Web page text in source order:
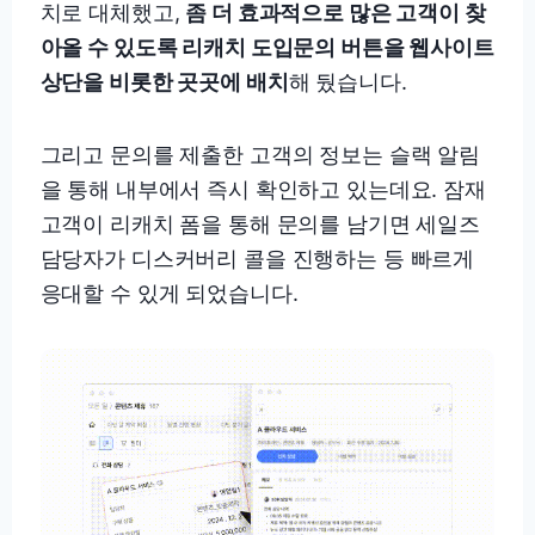
치로 대체했고, 좀 더 효과적으로 많은 고객이 찾
아올 수 있도록 리캐치 도입문의 버튼을 웹사이트
상단을 비롯한 곳곳에 배치 해 뒀습니다.
그리고 문의를 제출한 고객의 정보는 슬랙 알림
을 통해 내부에서 즉시 확인하고 있는데요. 잠재
고객이 리캐치 폼을 통해 문의를 남기면 세일즈
담당자가 디스커버리 콜을 진행하는 등 빠르게
응대할 수 있게 되었습니다.